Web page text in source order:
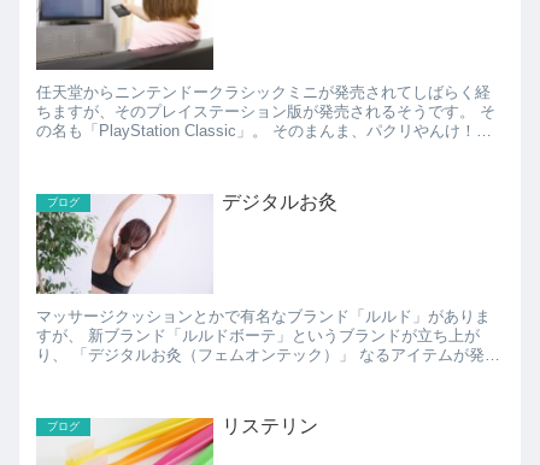
任天堂からニンテンドークラシックミニが発売されてしばらく経
ちますが、そのプレイステーション版が発売されるそうです。 そ
の名も「PlayStation Classic」。 そのまんま、パクリやんけ！と
ブログ デジタルお灸
マッサージクッションとかで有名なブランド「ルルド」がありま
すが、 新ブランド「ルルドボーテ」というブランドが立ち上が
り、 「デジタルお灸（フェムオンテック）」 なるアイテムが発売
ブログ リステリン